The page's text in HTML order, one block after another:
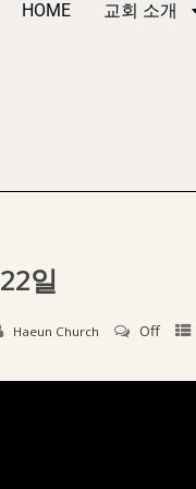
HOME 교회 소개
일
Haeun Church Off